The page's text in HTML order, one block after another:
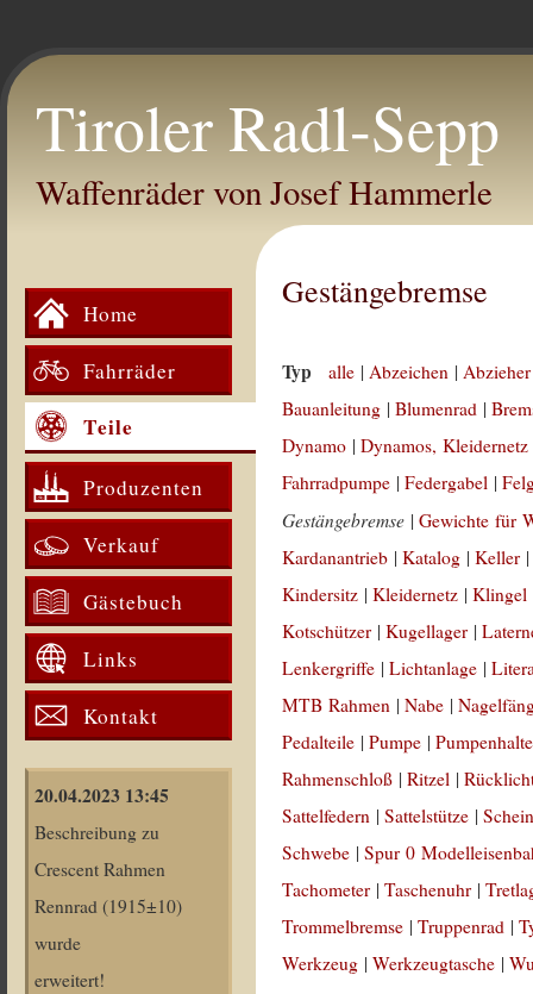
Tiroler Radl-Sepp
Waffenräder von Josef Hammerle
Home
Fahrräder
Teile
Produzenten
Verkauf
Gästebuch
Links
Kontakt
20.04.2023 13:45
Beschreibung zu
Crescent Rahmen
Rennrad (1915±10)
wurde
erweitert!
Gestängebremse
Typ alle |Abzeichen |
Bauanleitung |Blumenrad |
Dynamo |Dynamos, Kleidernetz
Fahrradpumpe |Federgabel |
Gestängebremse |Gewichte für
Kardanantrieb |Katalog |Keller
Kindersitz |Kleidernetz |Klingel
Kotschützer |Kugellager |
Lenkergriffe |Lichtanlage |
MTB Rahmen |Nabe |
Pedalteile |Pumpe |
Rahmenschloß |Ritzel |
Sattelfedern |Sattelstütze |
Schwebe |Spur 0
Tachometer |Taschenuhr |
Trommelbremse |Truppenrad |
Werkzeug |Werkzeugtasche |